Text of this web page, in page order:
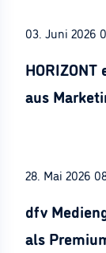
03. Juni 2026
aus
28. Mai 2026
dfv
als